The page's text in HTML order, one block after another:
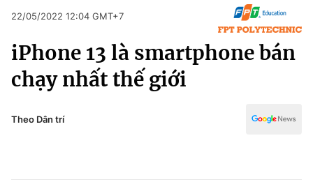
Chính trị
Pháp luật
Thể thao
Truyền hình
Văn hóa - Giải trí
Đời sống
22/05/2022 12:04 GMT+7
iPhone 13 là smartphone bán
chạy nhất thế giới
Theo Dân trí